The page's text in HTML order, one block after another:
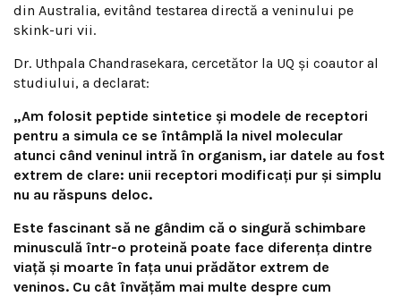
din Australia, evitând testarea directă a veninului pe
skink-uri vii.
Dr. Uthpala Chandrasekara, cercetător la UQ și coautor al
studiului, a declarat:
„Am folosit peptide sintetice și modele de receptori
pentru a simula ce se întâmplă la nivel molecular
atunci când veninul intră în organism, iar datele au fost
extrem de clare: unii receptori modificați pur și simplu
nu au răspuns deloc.
Este fascinant să ne gândim că o singură schimbare
minusculă într-o proteină poate face diferența dintre
viață și moarte în fața unui prădător extrem de
veninos. Cu cât învățăm mai multe despre cum